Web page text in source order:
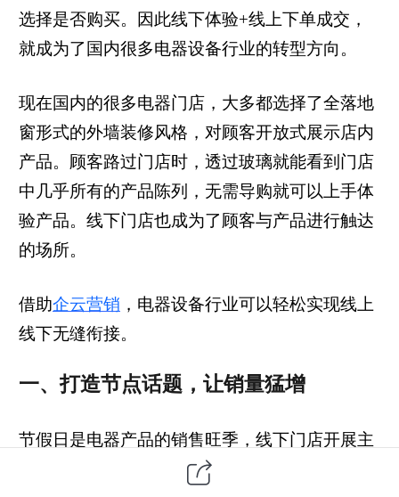
选择是否购买。因此线下体验+线上下单成交，
就成为了国内很多电器设备行业的转型方向。
现在国内的很多电器门店，大多都选择了全落地
窗形式的外墙装修风格，对顾客开放式展示店内
产品。顾客路过门店时，透过玻璃就能看到门店
中几乎所有的产品陈列，无需导购就可以上手体
验产品。线下门店也成为了顾客与产品进行触达
的场所。
借助企云营销 ，电器设备行业可以轻松实现线上
线下无缝衔接。
一、打造节点话题，让销量猛增
节假日是电器产品的销售旺季，线下门店开展主
题活动，促销活动，都能够吸引一大批的客户进